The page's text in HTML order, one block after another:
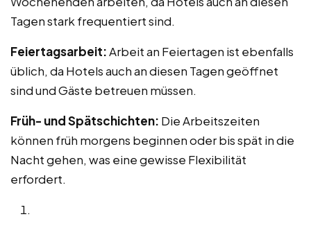
Tagen stark frequentiert sind.
Feiertagsarbeit:Arbeit an Feiertagen ist ebenfalls
üblich, da Hotels auch an diesen Tagen geöffnet
sind und Gäste betreuen müssen.
Früh- und Spätschichten: Die Arbeitszeiten
können früh morgens beginnen oder bis spät in die
Nacht gehen, was eine gewisse Flexibilität
erfordert.